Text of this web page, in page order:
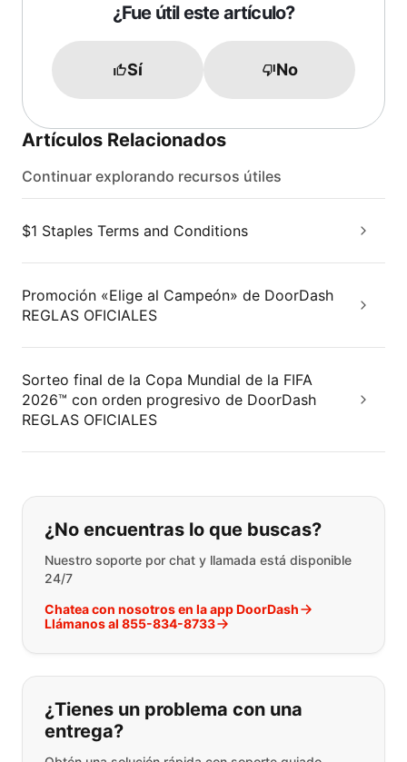
¿Fue útil este artículo?
Sí No
Artículos Relacionados
Continuar explorando recursos útiles
$1 Staples Terms and Conditions
Promoción «Elige al Campeón» de DoorDash
REGLAS OFICIALES
Sorteo final de la Copa Mundial de la FIFA
2026™ con orden progresivo de DoorDash
REGLAS OFICIALES
Si no puede encontrar lo que está
¿No encuentras lo que buscas?
Nuestro soporte por chat y llamada está disponible
24/7
Chatea con nosotros en la app DoorDash
Llámanos al 855-834-8733
¿Tienes un problema con una
entrega?